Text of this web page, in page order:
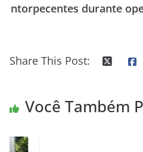
ntorpecentes durante
Share This Post:
Você Também